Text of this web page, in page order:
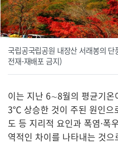
국립공국립공원 내장산 서래봉의
전재-재배포 금지)
이는 지난 6∼8월의 평균기
3℃ 상승한 것이 주된 원인으
도 등 지리적 요인과 폭염·폭
역적인 차이를 나타내는 것으